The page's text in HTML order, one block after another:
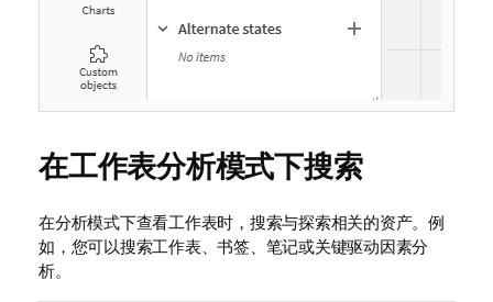
在工作表分析模式下搜索
在分析模式下查看工作表时，搜索与探索相关的资产。例
如，您可以搜索工作表、书签、笔记或关键驱动因素分
析。